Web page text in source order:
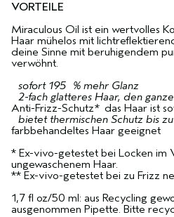
VORTEILE
Miraculous Oil ist ein wertvolles
Haar mühelos mit
deine Sinne mit beruhigendem
verwöhnt.
sofort 195 % mehr Glanz
2-fach glatteres Haar, den
Anti-Frizz-Schutz* das Haar ist
bietet thermischen Schutz bis
farbbehandeltes Haar geeignet
* Ex-vivo-getestet bei Locken im
ungewaschenem Haar.
** Ex-vivo-getestet bei zu Frizz
1,7 fl oz/50 ml: aus Recycling
ausgenommen Pipette. Bitte